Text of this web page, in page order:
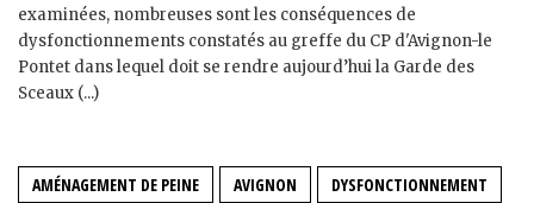
examinées, nombreuses sont les conséquences de
dysfonctionnements constatés au greffe du CP d'Avignon-le
Pontet dans lequel doit se rendre aujourd’hui la Garde des
Sceaux (...)
AMÉNAGEMENT DE PEINE AVIGNON
DYSFONCTIONNEMENT